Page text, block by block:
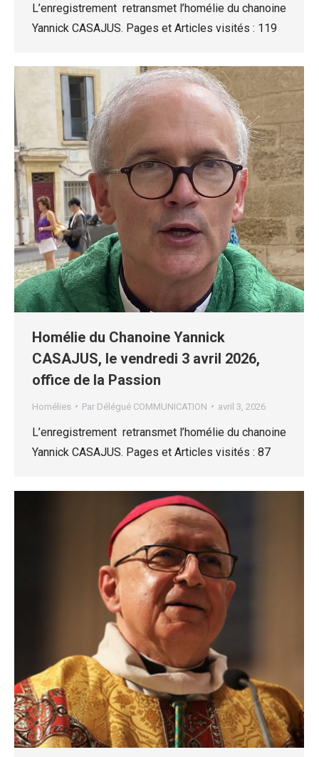
L’enregistrement retransmet l’homélie du chanoine
Yannick CASAJUS. Pages et Articles visités : 119
Homélie du Chanoine Yannick
CASAJUS, le vendredi 3 avril 2026,
office de la Passion
Homélies Par Délégué COMMUNICATION avril 3, 2026
L’enregistrement retransmet l’homélie du chanoine
Yannick CASAJUS. Pages et Articles visités : 87